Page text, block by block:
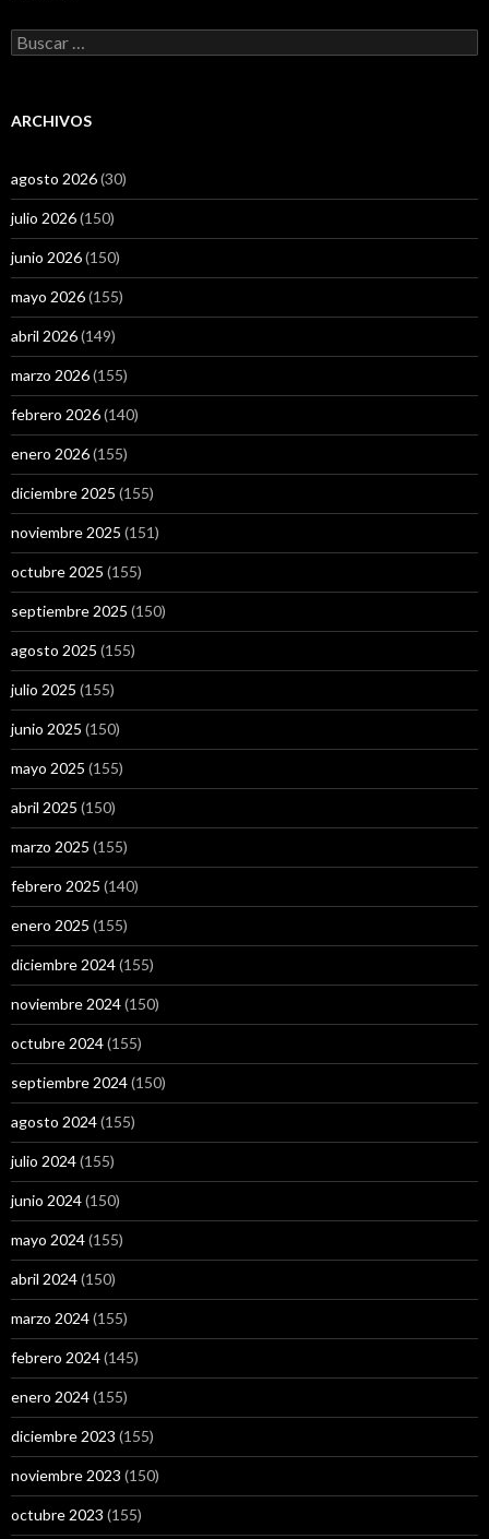
Buscar:
ARCHIVOS
agosto 2026(30)
julio 2026(150)
junio 2026(150)
mayo 2026(155)
abril 2026(149)
marzo 2026(155)
febrero 2026(140)
enero 2026(155)
diciembre 2025 (155)
noviembre 2025 (151)
octubre 2025 (155)
septiembre 2025 (150)
agosto 2025 (155)
julio 2025 (155)
junio 2025 (150)
mayo 2025 (155)
abril 2025 (150)
marzo 2025 (155)
febrero 2025 (140)
enero 2025 (155)
diciembre 2024(155)
noviembre 2024(150)
octubre 2024(155)
septiembre 2024(150)
agosto 2024(155)
julio 2024(155)
junio 2024(150)
mayo 2024(155)
abril 2024(150)
marzo 2024(155)
febrero 2024(145)
enero 2024(155)
diciembre 2023 (155)
noviembre 2023 (150)
octubre 2023 (155)